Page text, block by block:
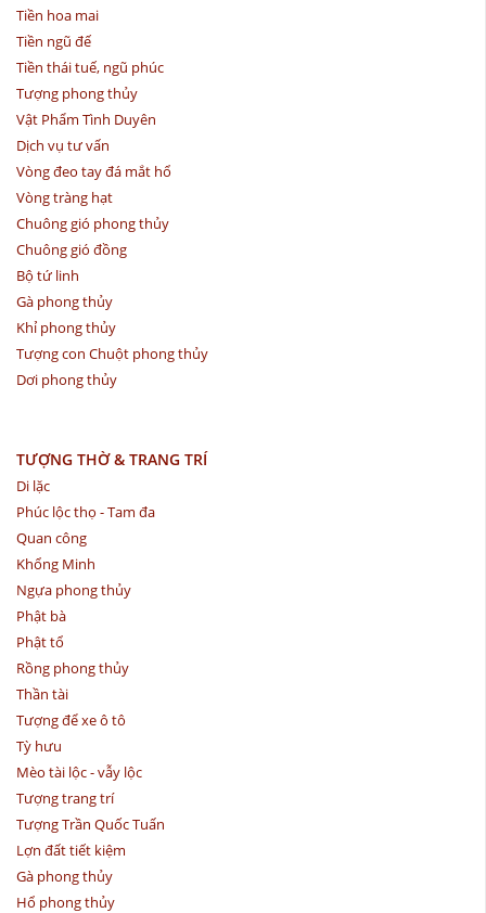
Tiền hoa mai
Tiền ngũ đế
Tiền thái tuế, ngũ phúc
Tượng phong thủy
Vật Phẩm Tình Duyên
Dịch vụ tư vấn
Vòng đeo tay đá mắt hổ
Vòng tràng hạt
Chuông gió phong thủy
Chuông gió đồng
Bộ tứ linh
Gà phong thủy
Khỉ phong thủy
Tượng con Chuột phong thủy
Dơi phong thủy
TƯỢNG THỜ & TRANG TRÍ
Di lặc
Phúc lộc thọ - Tam đa
Quan công
Khổng Minh
Ngựa phong thủy
Phật bà
Phật tổ
Rồng phong thủy
Thần tài
Tượng để xe ô tô
Tỳ hưu
Mèo tài lộc - vẫy lộc
Tượng trang trí
Tượng Trần Quốc Tuấn
Lợn đất tiết kiệm
Gà phong thủy
Hổ phong thủy